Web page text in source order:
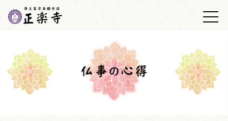
トップ
浄土真宗について
墓地・墓苑